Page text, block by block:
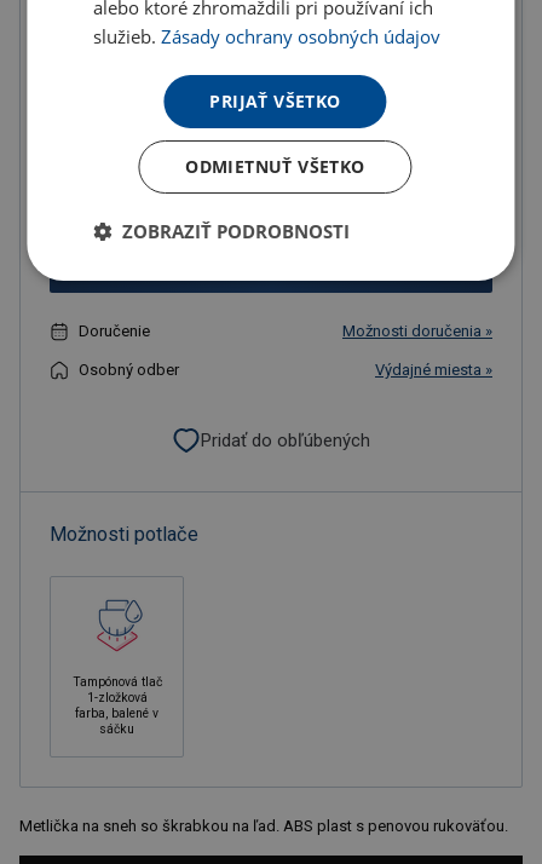
(-20.00 %)
(-25.00%)
(-30.00
Na sklade 21 ks môžete mať zajtra
U partnera 3343 ks môžete mať 11.8. až 17.8.
Do košíka
Doručenie Možnosti doručenia »
Osobný odber Výdajné miesta »
Pridať do obľúbených
Možnosti potlače
Tampónová tlač
1-zložková
farba, balené v
sáčku
Metlička na sneh so škrabkou na ľad. ABS plast s penovou rukoväťou.
alebo ktoré zhromaždili pri používaní ich
služieb.Zásady ochrany osobných údajov
PRIJAŤ VŠETKO
ODMIETNUŤ VŠETKO
ZOBRAZIŤ PODROBNOSTI